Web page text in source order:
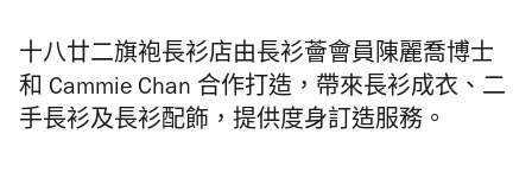
十八廿二旗袍長衫店由長衫薈會員陳麗喬博士
和 Cammie Chan 合作打造，帶來長衫成衣、二
手長衫及長衫配飾，提供度身訂造服務。